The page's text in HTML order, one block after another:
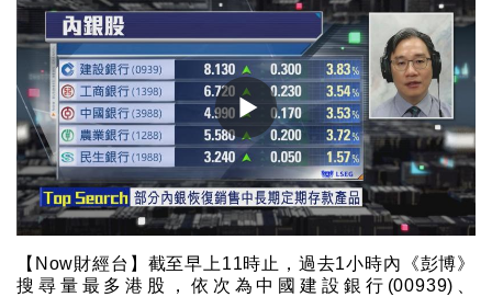
【Now財經台】截至早上11時止，過去1小時內《彭博》
搜尋量最多港股，依次為中國建設銀行(00939)、